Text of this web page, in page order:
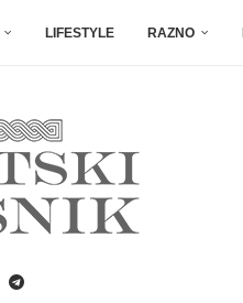
LIFESTYLE RAZNO